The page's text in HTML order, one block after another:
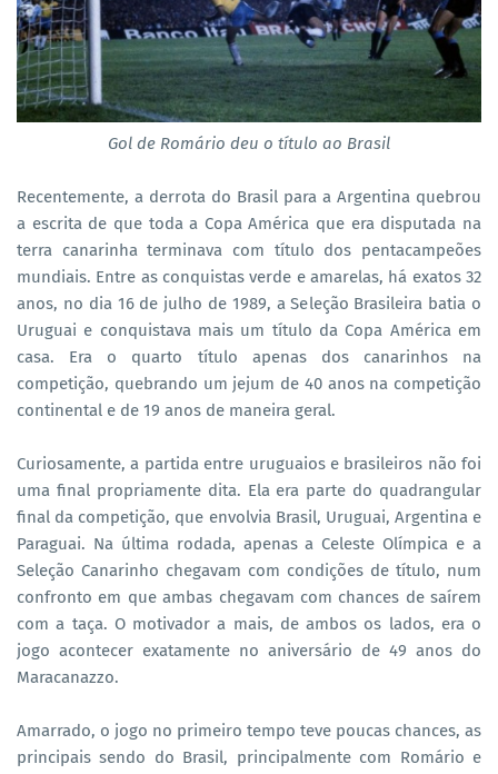
Gol de Romário deu o título ao Brasil
Recentemente, a derrota do Brasil para a Argentina quebrou
a escrita de que toda a Copa América que era disputada na
terra canarinha terminava com título dos pentacampeões
mundiais. Entre as conquistas verde e amarelas, há exatos 32
anos, no dia 16 de julho de 1989, a Seleção Brasileira batia o
Uruguai e conquistava mais um título da Copa América em
casa. Era o quarto título apenas dos canarinhos na
competição, quebrando um jejum de 40 anos na competição
continental e de 19 anos de maneira geral.
Curiosamente, a partida entre uruguaios e brasileiros não foi
uma final propriamente dita. Ela era parte do quadrangular
final da competição, que envolvia Brasil, Uruguai, Argentina e
Paraguai. Na última rodada, apenas a Celeste Olímpica e a
Seleção Canarinho chegavam com condições de título, num
confronto em que ambas chegavam com chances de saírem
com a taça. O motivador a mais, de ambos os lados, era o
jogo acontecer exatamente no aniversário de 49 anos do
Maracanazzo.
Amarrado, o jogo no primeiro tempo teve poucas chances, as
principais sendo do Brasil, principalmente com Romário e